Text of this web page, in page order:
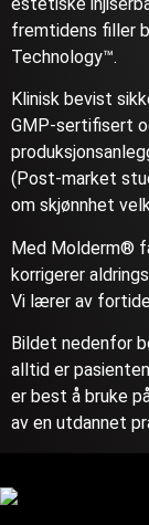
fremtidens filler
Technology™.
Klinisk bevist
GMP-sertifisert
(Post-market
om skjønnhet
Med Molderm®
korrigerer
Vi lærer av
Bildet nedenfor
alltid er
er best å bruke
av en utdannet